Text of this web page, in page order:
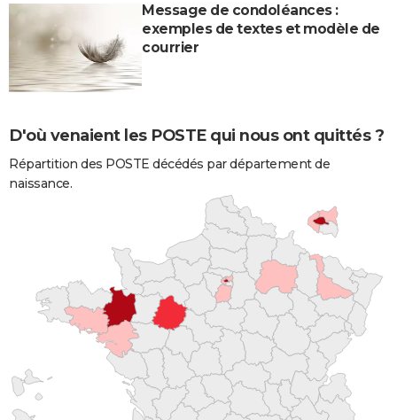
Message de condoléances :
exemples de textes et modèle de
courrier
D'où venaient les POSTE qui nous ont quittés ?
Répartition des POSTE décédés par département de
naissance.